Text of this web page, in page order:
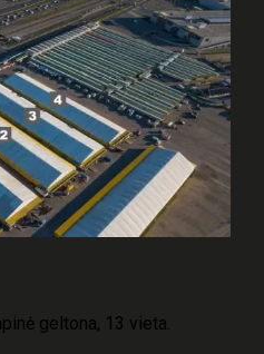
geltona, 13 vieta.